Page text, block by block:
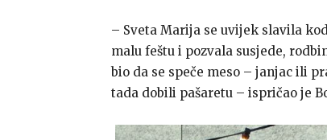
– Sveta Marija se uvijek slavila
malu feštu i pozvala susjede,
bio da se speče meso – janjac ili
tada dobili pašaretu – ispričao je